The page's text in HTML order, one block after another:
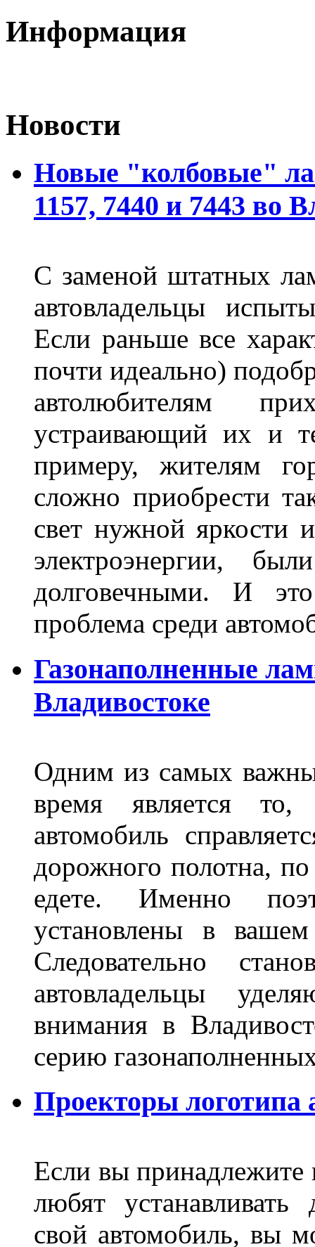
Информация
Новости
Новые "колбовые"
1157, 7440 и 7443 во
С заменой штатных
автовладельцы
Если раньше все
почти идеально)
автолюбителям
устраивающий их и
примеру, жителям
сложно приобрести
свет нужной яркости
электроэнергии,
долговечными. И
проблема среди
Газонаполненные
Владивостоке
Одним из самых
время является то,
автомобиль
дорожного полотна,
едете. Именно
установлены в
Следовательно
автовладельцы
внимания в
серию
Проекторы логотипа
Если вы принадлежите
любят устанавливать
свой автомобиль, вы